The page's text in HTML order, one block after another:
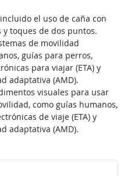
el uso de caña con
toques de dos puntos.
de movilidad
guías para perros,
para viajar (ETA) y
adaptativa (AMD).
visuales para usar
como guías humanos,
de viaje (ETA) y
adaptativa (AMD).